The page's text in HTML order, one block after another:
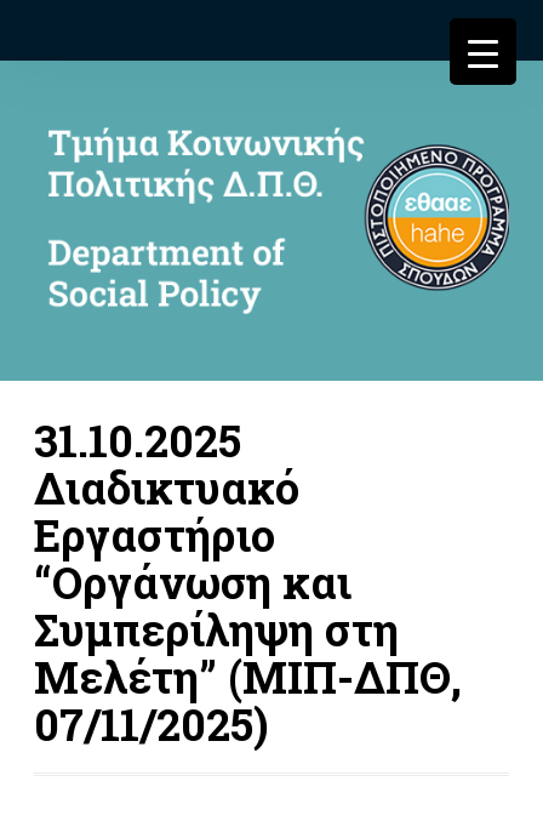
31.10.2025
Διαδικτυακό
Εργαστήριο
“Οργάνωση και
Συμπερίληψη στη
Μελέτη” (ΜΙΠ-ΔΠΘ,
07/11/2025)